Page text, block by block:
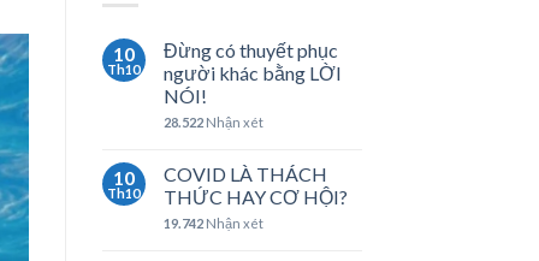
10
Th10
Đừng có thuyết phục
người khác bằng LỜI
NÓI!
28.522Nhận xét
10
Th10
COVID LÀ THÁCH
THỨC HAY CƠ HỘI?
19.742Nhận xét